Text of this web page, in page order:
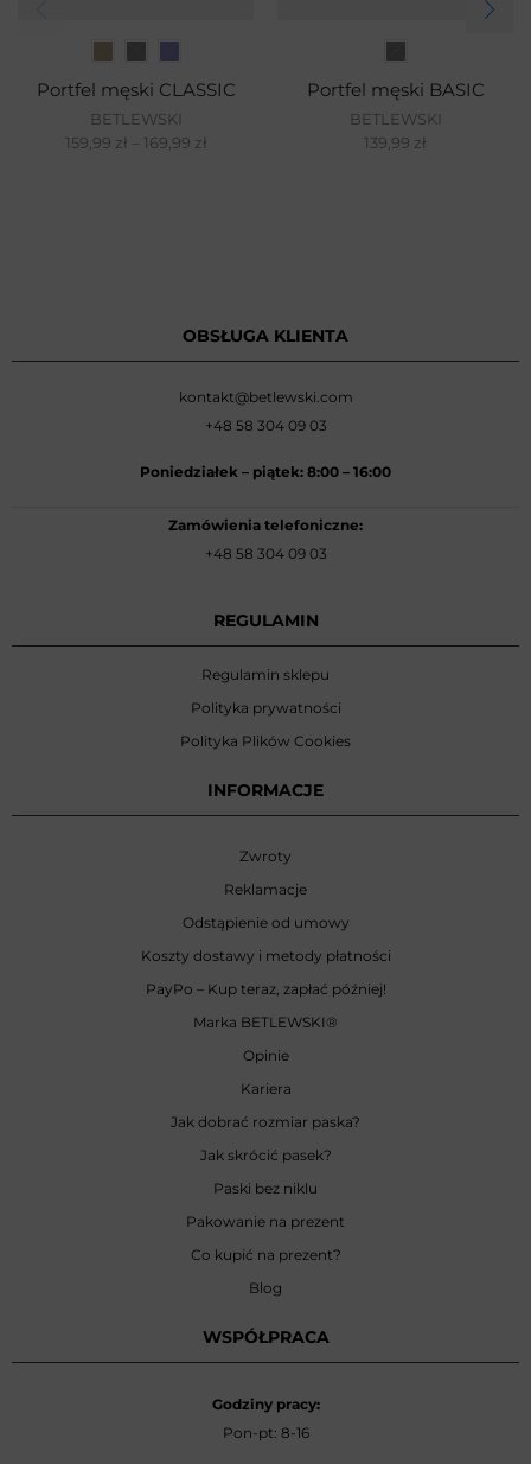
Portfel męski CLASSIC
BETLEWSKI
159,99 zł – 169,99 zł
Portfel męski BASIC
BETLEWSKI
139,99 zł
OBSŁUGA KLIENTA
kontakt@betlewski.com
+48 58 304 09 03
Poniedziałek – piątek: 8:00 – 16:00
Zamówienia telefoniczne:
+48 58 304 09 03
REGULAMIN
Regulamin sklepu
Polityka prywatności
Polityka Plików Cookies
INFORMACJE
Zwroty
Reklamacje
Odstąpienie od umowy
Koszty dostawy i metody płatności
PayPo – Kup teraz, zapłać później!
Marka BETLEWSKI®
Opinie
Kariera
Jak dobrać rozmiar paska?
Jak skrócić pasek?
Paski bez niklu
Pakowanie na prezent
Co kupić na prezent?
Blog
WSPÓŁPRACA
Godziny pracy:
Pon-pt: 8-16